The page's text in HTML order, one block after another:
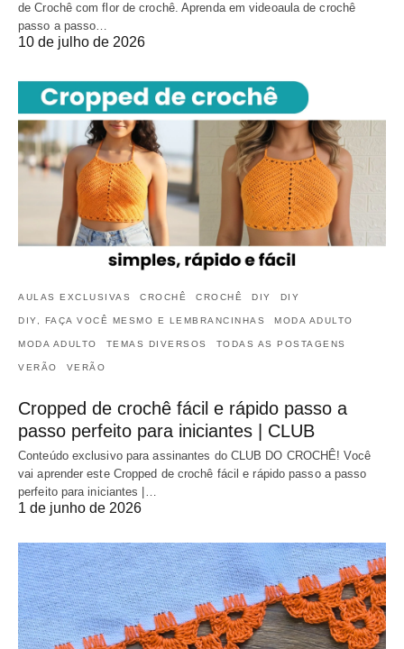
de Crochê com flor de crochê. Aprenda em videoaula de crochê
passo a passo…
10 de julho de 2026
AULAS EXCLUSIVAS CROCHÊ CROCHÊ DIY DIY
DIY, FAÇA VOCÊ MESMO E LEMBRANCINHAS MODA ADULTO
MODA ADULTO TEMAS DIVERSOS TODAS AS POSTAGENS
VERÃO VERÃO
Cropped de crochê fácil e rápido passo a
passo perfeito para iniciantes | CLUB
Conteúdo exclusivo para assinantes do CLUB DO CROCHÊ! Você
vai aprender este Cropped de crochê fácil e rápido passo a passo
perfeito para iniciantes |…
1 de junho de 2026